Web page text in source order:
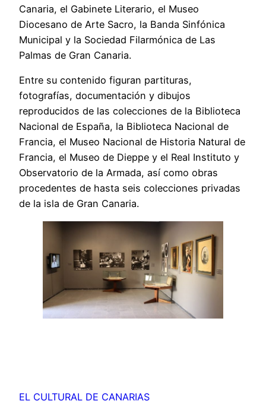
Canaria, el Gabinete Literario, el Museo
Diocesano de Arte Sacro, la Banda Sinfónica
Municipal y la Sociedad Filarmónica de Las
Palmas de Gran Canaria.
Entre su contenido figuran partituras,
fotografías, documentación y dibujos
reproducidos de las colecciones de la Biblioteca
Nacional de España, la Biblioteca Nacional de
Francia, el Museo Nacional de Historia Natural de
Francia, el Museo de Dieppe y el Real Instituto y
Observatorio de la Armada, así como obras
procedentes de hasta seis colecciones privadas
de la isla de Gran Canaria.
EL CULTURAL DE CANARIAS